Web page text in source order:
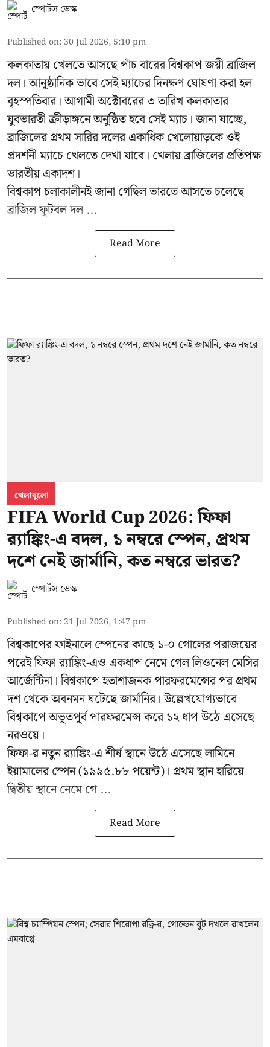
স্পোর্টস ডেস্ক
Published on: 30 Jul 2026, 5:10 pm
কলকাতায় খেলতে আসছে পাঁচ বারের বিশ্বকাপ জয়ী ব্রাজিল
দল। আনুষ্ঠানিক ভাবে সেই ম্যাচের দিনক্ষণ ঘোষণা করা হল
বৃহস্পতিবার। আগামী অক্টোবরের ৩ তারিখ কলকাতার
যুবভারতী ক্রীড়াঙ্গনে অনুষ্ঠিত হবে সেই ম্যাচ। জানা যাচ্ছে,
ব্রাজিলের প্রথম সারির দলের একাধিক খেলোয়াড়কে ওই
প্রদর্শনী ম্যাচে খেলতে দেখা যাবে। খেলায় ব্রাজিলের প্রতিপক্ষ
ভারতীয় একাদশ।
বিশ্বকাপ চলাকালীনই জানা গেছিল ভারতে আসতে চলেছে
ব্রাজিল ফুটবল দল ...
Read More
খেলাধুলো
FIFA World Cup 2026: ফিফা
র‍্যাঙ্কিং-এ বদল, ১ নম্বরে স্পেন, প্রথম
দশে নেই জার্মানি, কত নম্বরে ভারত?
স্পোর্টস ডেস্ক
Published on: 21 Jul 2026, 1:47 pm
বিশ্বকাপের ফাইনালে স্পেনের কাছে ১-০ গোলের পরাজয়ের
পরেই ফিফা র‍্যাঙ্কিং-এও একধাপ নেমে গেল লিওনেল মেসির
আর্জেন্টিনা। বিশ্বকাপে হতাশাজনক পারফরমেন্সের পর প্রথম
দশ থেকে অবনমন ঘটেছে জার্মানির। উল্লেখযোগ্যভাবে
বিশ্বকাপে অভূতপূর্ব পারফরমেন্স করে ১২ ধাপ উঠে এসেছে
নরওয়ে।
ফিফা-র নতুন র‍্যাঙ্কিং-এ শীর্ষ স্থানে উঠে এসেছে লামিনে
ইয়ামালের স্পেন (১৯৯৫.৮৮ পয়েন্ট)। প্রথম স্থান হারিয়ে
দ্বিতীয় স্থানে নেমে গে ...
Read More